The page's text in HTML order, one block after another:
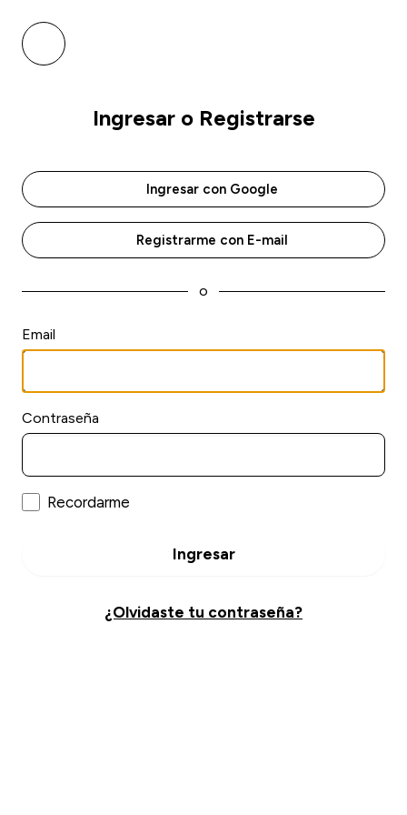
Ingresar o Registrarse
Ingresar con Google
Registrarme con E-mail
o
Email
Contraseña
Recordarme
Ingresar
¿Olvidaste tu contraseña?